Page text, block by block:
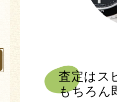
査定はス
もちろん